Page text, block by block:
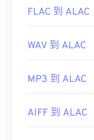
FLAC 到 ALAC
WAV 到 ALAC
MP3 到 ALAC
AIFF 到 ALAC